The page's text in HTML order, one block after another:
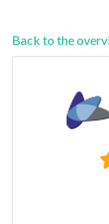
Back to the